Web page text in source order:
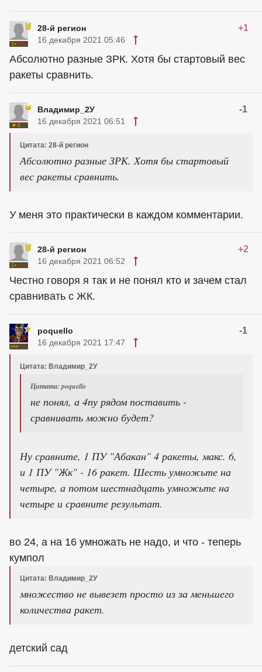
28-й регион +1
16 декабря 2021 05:46
Абсолютно разные ЗРК. Хотя бы стартовый вес
ракеты сравнить.
Владимир_2У -1
16 декабря 2021 06:51
Цитата: 28-й регион
Абсолютно разные ЗРК. Хотя бы стартовый
вес ракеты сравнить.
У меня это практически в каждом комментарии.
28-й регион +2
16 декабря 2021 06:52
Честно говоря я так и не понял кто и зачем стал
сравнивать с ЖК.
poquello -1
16 декабря 2021 17:47
Цитата: Владимир_2У
Цитата: poquello
не понял, а 4пу рядом поставить -
сравнивать можно будет?
Ну сравните, 1 ПУ "Абакан" 4 ракеты, макс. 6,
и 1 ПУ "Жк" - 16 ракет. Шесть умножьте на
четыре, а потом шестнадцать умножьте на
четыре и сравните результат.
во 24, а на 16 умножать не надо, и что - теперь
кумпол
Цитата: Владимир_2У
множество не вывезет просто из за меньшего
количества ракет.
детский сад